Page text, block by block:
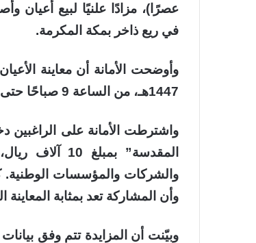
عصرًا)، مزادًا علنيًا لبيع أعيان
في ريع ذاخر بمكة المكرمة.
1447هـ، من الساعة 9 صباحًا حتى 12 ظهرًا، بمواقعها في المعيصم.
واشترطت الأمانة على الراغبين
المقدسة”
والشركات والمؤسسات الوطنية.
وأن المشاركة تعد بمثابة المعاينة
وبيّنت أن المزايدة تتم وفق